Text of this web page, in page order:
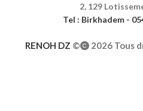
2, 129
Tel : Birkhadem -
RENOH DZ © 2026 Tous